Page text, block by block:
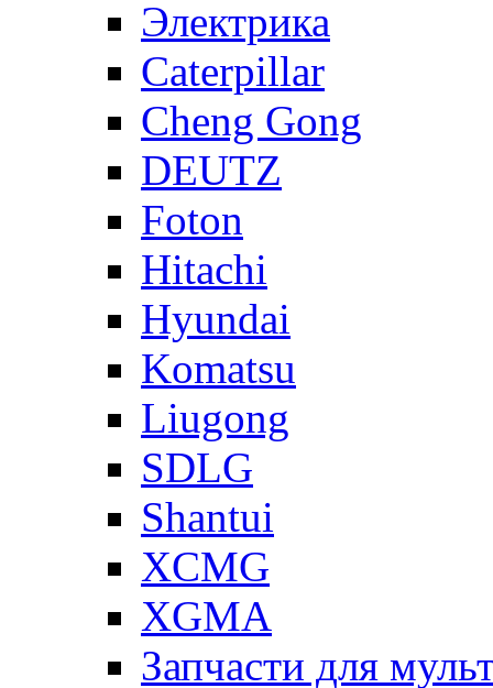
Электрика
Caterpillar
Cheng Gong
DEUTZ
Foton
Hitachi
Hyundai
Komatsu
Liugong
SDLG
Shantui
XCMG
XGMA
Запчасти для